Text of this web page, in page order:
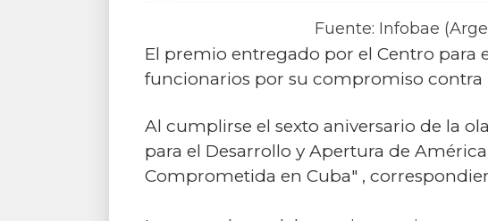
Fuente: Infobae
El premio entregado por el Centro para
funcionarios por su compromiso contra
Al cumplirse el sexto aniversario de la
para el Desarrollo y Apertura de
Comprometida en Cuba" ,